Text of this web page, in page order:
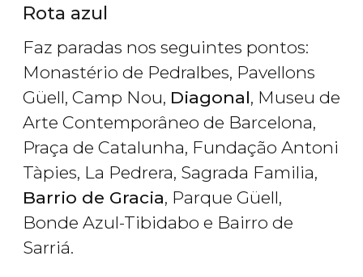
Rota azul
Faz paradas nos seguintes pontos:
Monastério de Pedralbes, Pavellons
Güell, Camp Nou, Diagonal, Museu de
Arte Contemporâneo de Barcelona,
Praça de Catalunha, Fundação Antoni
Tàpies, La Pedrera, Sagrada Familia,
Barrio de Gracia, Parque Güell,
Bonde Azul-Tibidabo e Bairro de
Sarriá.